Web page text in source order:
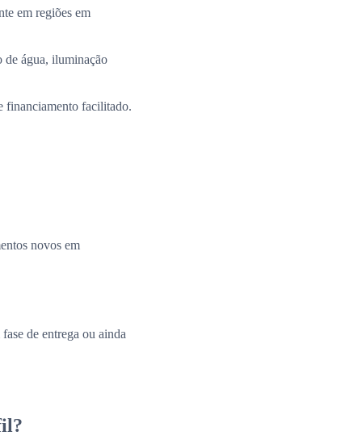
em regiões em
de água, iluminação
financiamento facilitado.
novos em
de entrega ou ainda